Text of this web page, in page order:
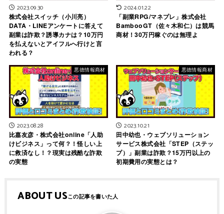
2023.09.30
株式会社スイッチ（小川亮）
DATA・LINEアンケートに答えて
副業は詐欺？誘導カナは？10万円
を払えないとアイフルへ行けと言
われる？
2024.01.22
「副業RPG/マネプレ」株式会社
BambooGT（佐々木和仁）は競馬
商材！30万円稼ぐのは無理よ
悪徳情報商材
2023.08.28
比嘉友彦・株式会社online「人助
けビジネス」って何？！怪しい上
に救済なし！？現実は残酷な詐欺
の実態
悪徳情報商材
2023.10.21
田中幼也・ウェブソリューション
サービス株式会社「STEP（ステッ
プ）」副業は詐欺？15万円以上の
初期費用の実態とは？
ABOUT US